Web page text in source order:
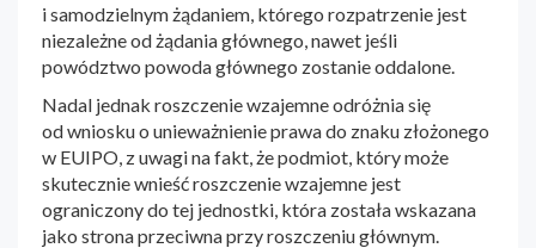
i samodzielnym żądaniem, którego rozpatrzenie jest
niezależne od żądania głównego, nawet jeśli
powództwo powoda głównego zostanie oddalone.
Nadal jednak roszczenie wzajemne odróżnia się
od wniosku o unieważnienie prawa do znaku złożonego
w EUIPO, z uwagi na fakt, że podmiot, który może
skutecznie wnieść roszczenie wzajemne jest
ograniczony do tej jednostki, która została wskazana
jako strona przeciwna przy roszczeniu głównym.